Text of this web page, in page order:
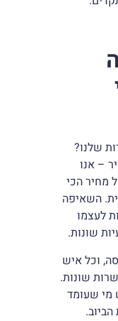
שלנו?
– אנו
מחיר הכי
השאיפה
לעצמו
שונות.
וכל איש
שונות.
מי שעומד